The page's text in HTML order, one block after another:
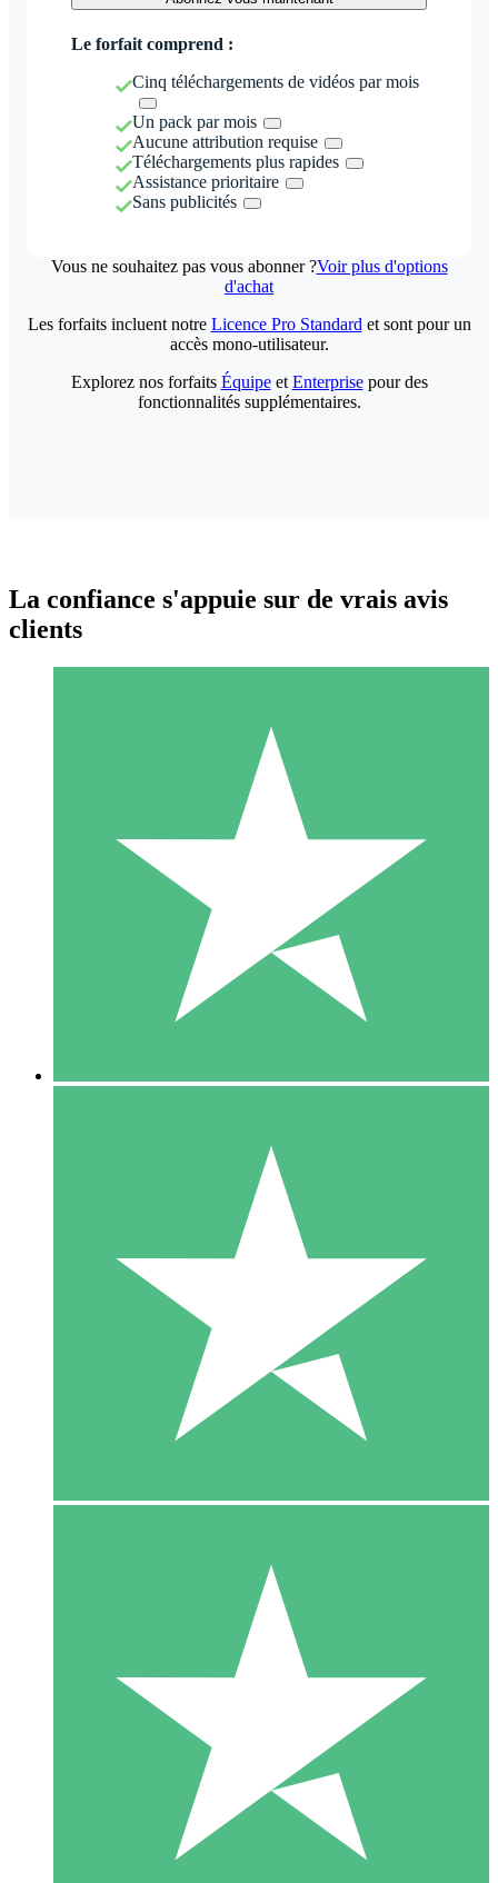
Le forfait comprend :
Cinq téléchargements de vidéos par mois
Un pack par mois
Aucune attribution requise
Téléchargements plus rapides
Assistance prioritaire
Sans publicités
Vous ne souhaitez pas vous abonner ?Voir plus d'options
d'achat
Packs de Crédits Individuels
Payez à l'utilisation avec des crédits de téléchargement. Sans
1 Téléchargement
10 00
10 Téléchargements
20 00
Les forfaits incluent notre Licence Pro Standard et sont pour un
accès mono-utilisateur.
Explorez nos forfaits Équipeet Enterprisepour des
fonctionnalités supplémentaires.
La confiance s'appuie sur de vrais avis
clients